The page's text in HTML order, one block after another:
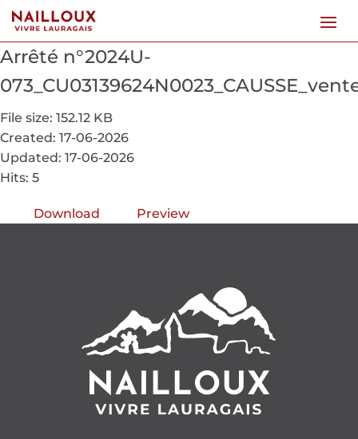
Arrêté n°2024U-
File size: 152.12 KB
Created: 17-06-2026
Updated: 17-06-2026
Hits: 5
Download Preview